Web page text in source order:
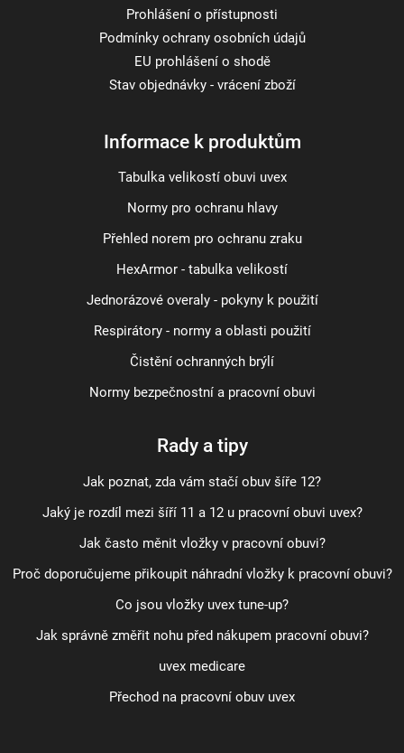
Prohlášení o přístupnosti
Podmínky ochrany osobních údajů
EU prohlášení o shodě
Stav objednávky - vrácení zboží
Informace k produktům
Tabulka velikostí obuvi uvex
Normy pro ochranu hlavy
Přehled norem pro ochranu zraku
HexArmor - tabulka velikostí
Jednorázové overaly - pokyny k použití
Respirátory - normy a oblasti použití
Čistění ochranných brýlí
Normy bezpečnostní a pracovní obuvi
Rady a tipy
Jak poznat, zda vám stačí obuv šíře 12?
Jaký je rozdíl mezi šíří 11 a 12 u pracovní obuvi uvex?
Jak často měnit vložky v pracovní obuvi?
Proč doporučujeme přikoupit náhradní vložky k pracovní obuvi?
Co jsou vložky uvex tune-up?
Jak správně změřit nohu před nákupem pracovní obuvi?
uvex medicare
Přechod na pracovní obuv uvex